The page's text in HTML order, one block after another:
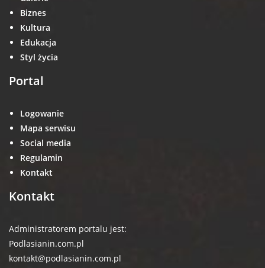
Biznes
Kultura
Edukacja
Styl życia
Portal
Logowanie
Mapa serwisu
Social media
Regulamin
Kontakt
Kontakt
Administratorem portalu jest:
Podlasianin.com.pl
kontakt@podlasianin.com.pl